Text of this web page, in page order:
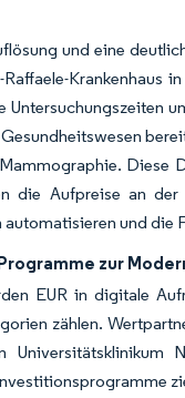
und eine
Krankenhaus
Diese
die Aufpreise an
und die
zur
EUR in digitale
zählen.